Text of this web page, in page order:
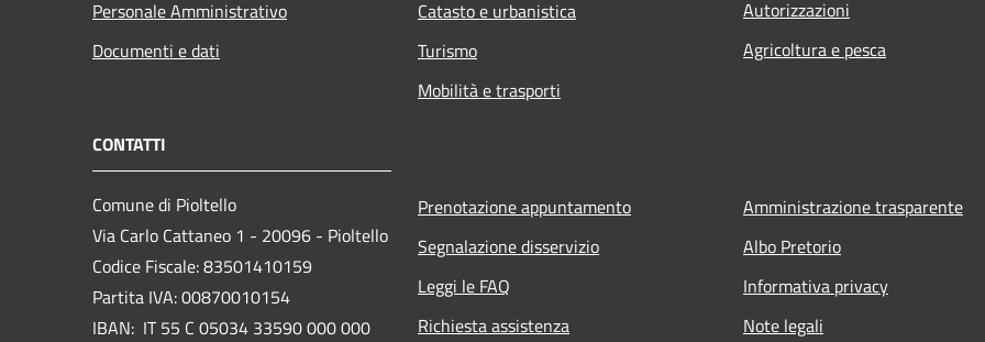
Personale Amministrativo
Documenti e dati
Catasto e urbanistica
Turismo
Mobilità e trasporti
Autorizzazioni
Agricoltura e pesca
CONTATTI
Comune di Pioltello
Via Carlo Cattaneo 1 - 20096 - Pioltello
Codice Fiscale: 83501410159
Partita IVA: 00870010154
IBAN: IT 55 C 05034 33590 000 000
Prenotazione appuntamento
Segnalazione disservizio
Leggi le FAQ
Richiesta assistenza
Amministrazione trasparente
Albo Pretorio
Informativa privacy
Note legali